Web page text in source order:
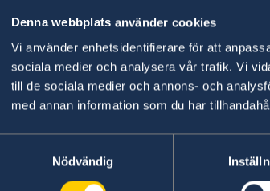
Denna webbplats använder cookies
Vi använder enhetsidentifierare för att
sociala medier och analysera vår trafik. Vi
till de sociala medier och annons- och
med annan information som du har
Nödvändig
och katastrofer
sedvänjor
personlig säkerhet
något
pass,
möjligt.